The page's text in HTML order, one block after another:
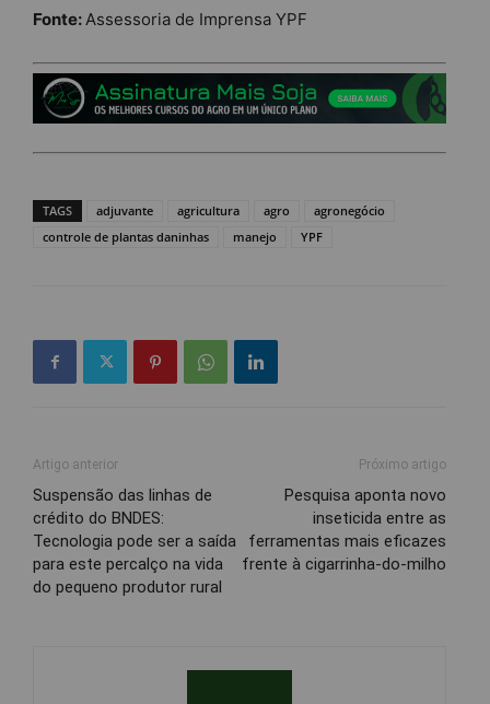
Fonte:Assessoria de Imprensa YPF
TAGS adjuvante agricultura agro
agronegócio
controle de plantas daninhas
manejo YPF
Artigo anterior
Suspensão das linhas de
crédito do BNDES:
Tecnologia pode ser a saída
para este percalço na vida
do pequeno produtor rural
Próximo artigo
Pesquisa aponta novo
inseticida entre as
ferramentas mais eficazes
frente à cigarrinha-do-milho